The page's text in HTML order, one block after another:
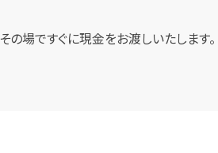
の場ですぐに現金をお渡しいたします。